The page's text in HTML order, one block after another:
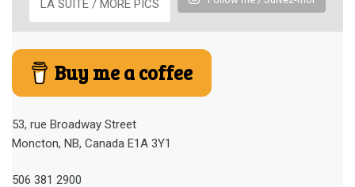
LA SUITE / MORE PICS
Buy me a coffee
53, rue Broadway Street
Moncton, NB, Canada E1A 3Y1
506 381 2900